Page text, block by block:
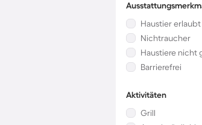
Haustier erlaubt
Nichtraucher
Haustiere nicht
Barrierefrei
Aktivitäten
Grill